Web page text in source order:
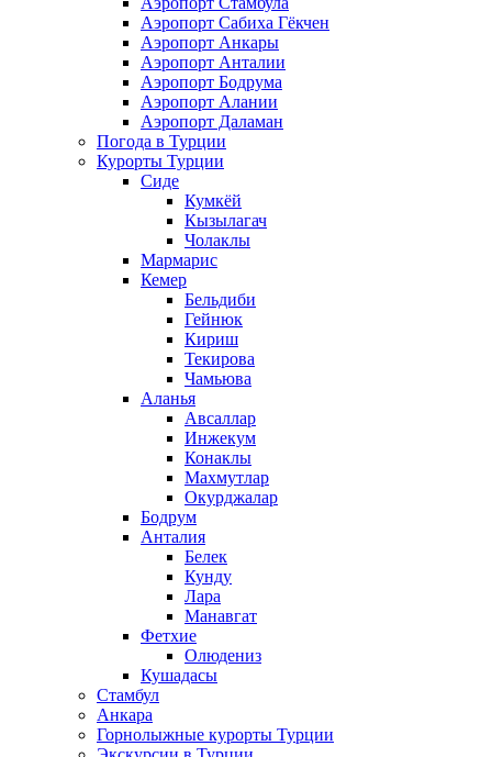
Аэропорт Сабиха Гёкчен
Аэропорт Анкары
Аэропорт Анталии
Аэропорт Бодрума
Аэропорт Алании
Аэропорт Даламан
Погода в Турции
Курорты Турции
Сиде
Кумкёй
Кызылагач
Чолаклы
Мармарис
Кемер
Бельдиби
Гейнюк
Кириш
Текирова
Чамьюва
Аланья
Авсаллар
Инжекум
Конаклы
Махмутлар
Окурджалар
Бодрум
Анталия
Белек
Кунду
Лара
Манавгат
Фетхие
Олюдениз
Кушадасы
Стамбул
Анкара
Горнолыжные курорты Турции